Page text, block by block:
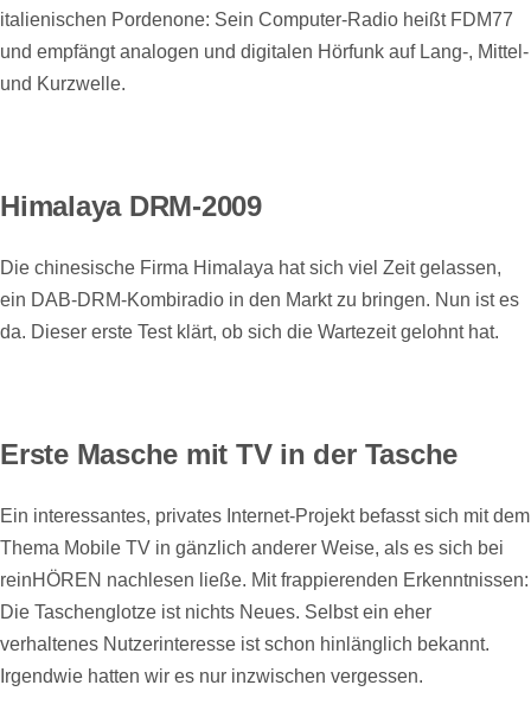
italienischen Pordenone: Sein Computer-Radio heißt FDM77
und empfängt analogen und digitalen Hörfunk auf Lang-, Mittel-
und Kurzwelle.
Himalaya DRM-2009
Die chinesische Firma Himalaya hat sich viel Zeit gelassen,
ein DAB-DRM-Kombiradio in den Markt zu bringen. Nun ist es
da. Dieser erste Test klärt, ob sich die Wartezeit gelohnt hat.
Erste Masche mit TV in der Tasche
Ein interessantes, privates Internet-Projekt befasst sich mit dem
Thema Mobile TV in gänzlich anderer Weise, als es sich bei
reinHÖREN nachlesen ließe. Mit frappierenden Erkenntnissen:
Die Taschenglotze ist nichts Neues. Selbst ein eher
verhaltenes Nutzerinteresse ist schon hinlänglich bekannt.
Irgendwie hatten wir es nur inzwischen vergessen.